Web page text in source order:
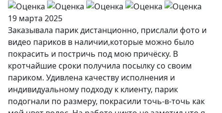
19 марта 2025
Заказывала парик дистанционно, прислали фото и
видео париков в наличии,которые можно было
покрасить и постричь под мою причёску. В
кротчайшие сроки получила посылку со своим
париком. Удивлена качеству исполнения и
индивидуальному подходу к клиенту, парик
подогнали по размеру, покрасили точь-в-точь как